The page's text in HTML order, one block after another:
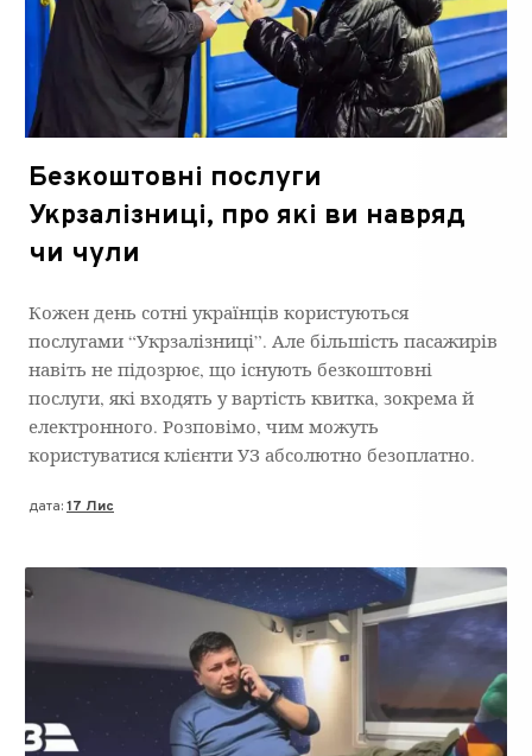
Безкоштовні послуги
Укрзалізниці, про які ви навряд
чи чули
Кожен день сотні українців користуються
послугами “Укрзалізниці”. Але більшість пасажирів
навіть не підозрює, що існують безкоштовні
послуги, які входять у вартість квитка, зокрема й
електронного. Розповімо, чим можуть
користуватися клієнти УЗ абсолютно безоплатно.
дата:17 Лис